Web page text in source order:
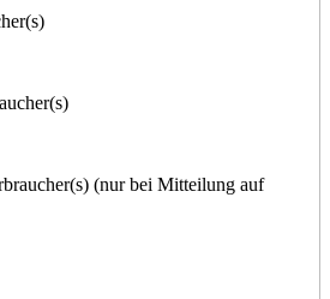
(nur bei Mitteilung auf